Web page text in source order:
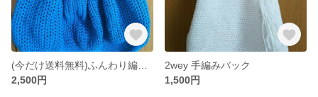
2,500円
2wey 手編みバック
1,500円